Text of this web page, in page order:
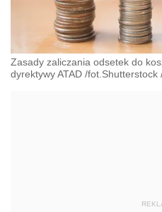
Zasady zaliczania odsetek do
dyrektywy ATAD /fot.Shutterstock